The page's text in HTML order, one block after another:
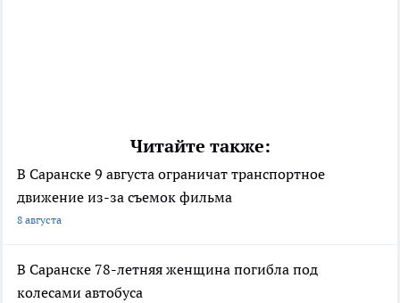
Читайте также:
В Саранске 9 августа ограничат транспортное
движение из-за съемок фильма
8 августа
В Саранске 78-летняя женщина погибла под
колесами автобуса